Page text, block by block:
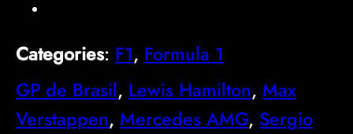
Categories: F1, Formula 1
GP de Brasil, Lewis Hamilton, Max
Verstappen, Mercedes AMG, Sergio